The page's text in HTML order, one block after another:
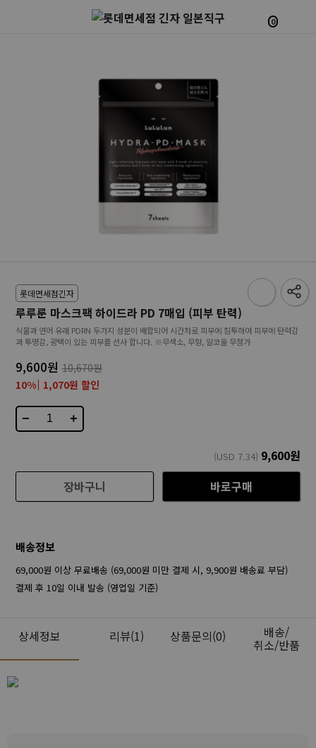
0
롯데면세점긴자
루루룬 마스크팩 하이드라 PD 7매입 (피부 탄력)
식물과 연어 유래 PDRN 두가지 성분이 배합되어 시간차로 피부에 침투하여 피부에 탄력감
과 투명감, 광택이 있는 피부를 선사 합니다. ※무색소, 무향, 알코올 무첨가
9,600원 10,670원
10% 1,070원 할인
− +
(USD 7.34) 9,600원
장바구니
바로구매
배송정보
69,000원 이상 무료배송 (69,000원 미만 결제 시, 9,900원 배송료 부담)
결제 후 10일 이내 발송 (영업일 기준)
상세정보 리뷰(1) 상품문의(0) 배송/
취소/반품